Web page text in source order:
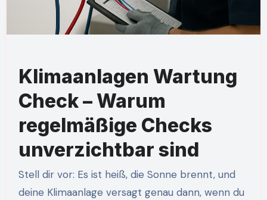
Klimaanlagen Wartung
Check – Warum
regelmäßige Checks
unverzichtbar sind
Stell dir vor: Es ist heiß, die Sonne brennt, und
deine Klimaanlage versagt genau dann, wenn du